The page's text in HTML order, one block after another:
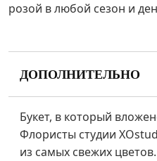
розой в любой сезон и
ДОПОЛНИТЕЛЬНО
Букет, в который
Флористы студии
из самых свежих